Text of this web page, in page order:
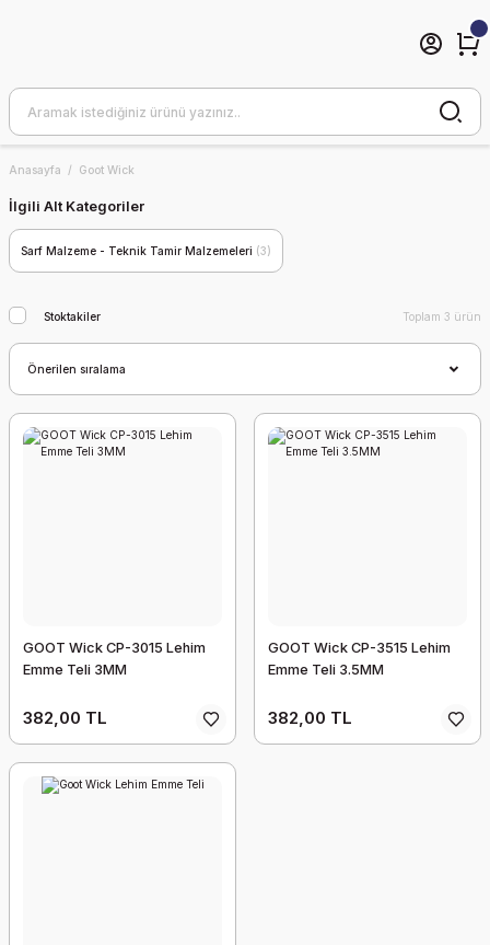
Anasayfa Goot Wick
İlgili Alt Kategoriler
Sarf Malzeme - Teknik Tamir Malzemeleri (3)
Stoktakiler Toplam 3 ürün
GOOT Wick CP-3015 Lehim
Emme Teli 3MM
382,00 TL
GOOT Wick CP-3515 Lehim
Emme Teli 3.5MM
382,00 TL